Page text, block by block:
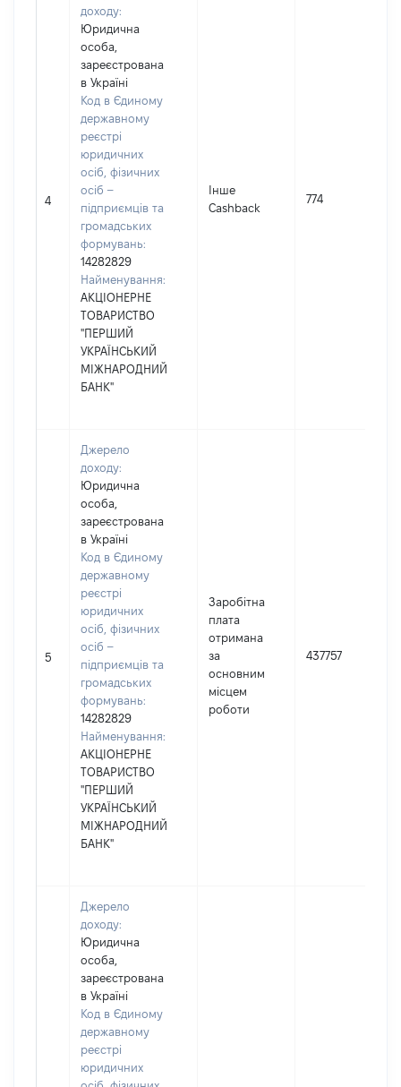
4
доходу:
Юридична
особа,
зареєстрована
в Україні
Код в Єдиному
державному
реєстрі
юридичних
осіб, фізичних
осіб –
підприємців та
громадських
формувань:
14282829
Найменування:
АКЦІОНЕРНЕ
ТОВАРИСТВО
"ПЕРШИЙ
УКРАЇНСЬКИЙ
МІЖНАРОДНИЙ
БАНК"
Інше
Cashback
774
5
Джерело
доходу:
Юридична
особа,
зареєстрована
в Україні
Код в Єдиному
державному
реєстрі
юридичних
осіб, фізичних
осіб –
підприємців та
громадських
формувань:
14282829
Найменування:
АКЦІОНЕРНЕ
ТОВАРИСТВО
"ПЕРШИЙ
УКРАЇНСЬКИЙ
МІЖНАРОДНИЙ
БАНК"
Заробітна
плата
отримана
за
основним
місцем
роботи
437757
Джерело
доходу:
Юридична
особа,
зареєстрована
в Україні
Код в Єдиному
державному
реєстрі
юридичних